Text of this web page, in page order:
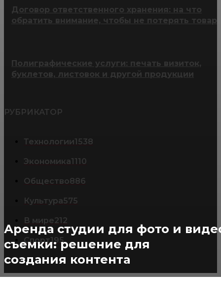
Аренда студии для фото и
съемки: решение для
создания контента
Договор ответственного хранения: на что
обратить внимание, чтобы не потерять товар
Полиграфические услуги: печать визиток,
буклетов, листовок и другой продукции
РУБРИКАТОР
Технологии1538
Экономика1110
Общество886
Культура575
В мире212
Спорт195